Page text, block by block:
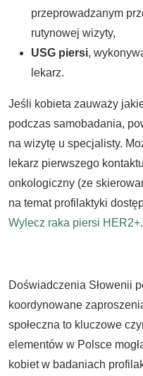
przeprowadzanym
rutynowej wizyty,
USG piersi,
lekarz.
Jeśli kobieta zauważy
podczas samobadania,
na wizytę u specjalisty.
lekarz pierwszego
onkologiczny (ze
na temat profilaktyki
Wylecz raka piersi HER2+.
Doświadczenia Słowenii
koordynowane
społeczna to kluczowe
elementów w Polsce
kobiet w badaniach